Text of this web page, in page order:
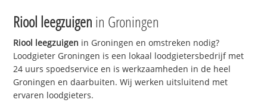
Riool leegzuigen in Groningen
Riool leegzuigen in Groningen en omstreken nodig?
Loodgieter Groningen is een lokaal loodgietersbedrijf met
24 uurs spoedservice en is werkzaamheden in de heel
Groningen en daarbuiten. Wij werken uitsluitend met
ervaren loodgieters.